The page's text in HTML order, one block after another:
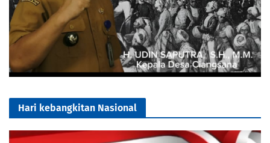
Hari kebangkitan Nasional